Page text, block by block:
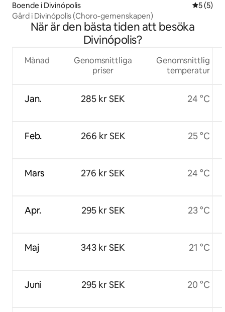
Boende i Divinópolis 5 av 5 i
5 (5)
Gård i Divinópolis (Choro-gemenskapen)
När är den bästa tiden att besöka
Divinópolis?
Månad
Jan.
Feb.
Mars
Apr.
Maj
Juni
Genomsnittliga
priser
285 kr SEK
266 kr SEK
276 kr SEK
295 kr SEK
343 kr SEK
295 kr SEK
Genomsnittlig
temperatur
24 °C
25 °C
24 °C
23 °C
21 °C
20 °C